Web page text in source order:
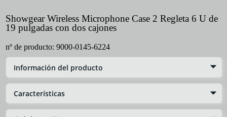
Showgear Wireless Microphone Case 2 Regleta 6 U de
19 pulgadas con dos cajones
nº de producto: 9000-0145-6224
Información del producto
Características